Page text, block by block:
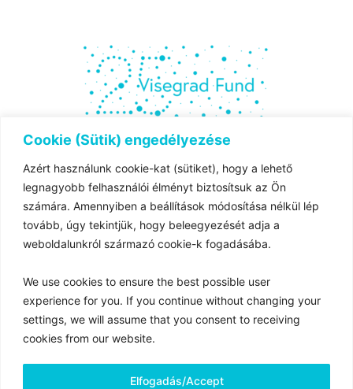
Cookie (Sütik) engedélyezése
Azért használunk cookie-kat (sütiket), hogy a lehető
legnagyobb felhasználói élményt biztosítsuk az Ön
számára. Amennyiben a beállítások módosítása nélkül lép
tovább, úgy tekintjük, hogy beleegyezését adja a
weboldalunkról származó cookie-k fogadásába.
We use cookies to ensure the best possible user
experience for you. If you continue without changing your
settings, we will assume that you consent to receiving
cookies from our website.
Elfogadás/Accept
The project is co-financed by the governments of
Czechia,
Hungary, Poland and Slovakia through Visegrad Grants
from
is to advance
ideas for sustainable regional cooperation in Central
Europe.
Magyar Nemzeti Levéltár 2025 © Minden jog fenntartva